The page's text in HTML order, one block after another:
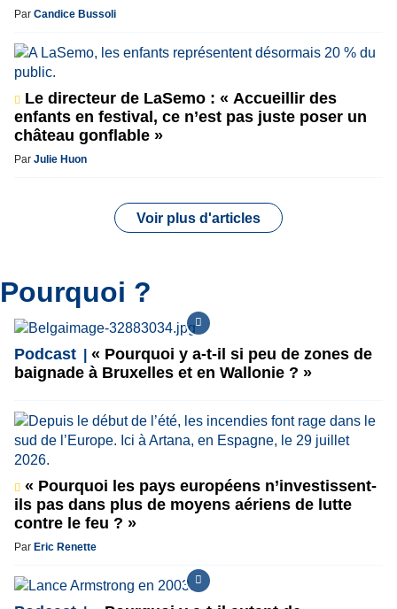
Par Candice Bussoli
Le directeur de LaSemo : « Accueillir des
enfants en festival, ce n’est pas juste poser un
château gonflable »
Par Julie Huon
Voir plus d'articles
Pourquoi ?
Podcast
« Pourquoi y a-t-il si peu de zones de
baignade à Bruxelles et en Wallonie ? »
« Pourquoi les pays européens n’investissent-
ils pas dans plus de moyens aériens de lutte
contre le feu ? »
Par Eric Renette